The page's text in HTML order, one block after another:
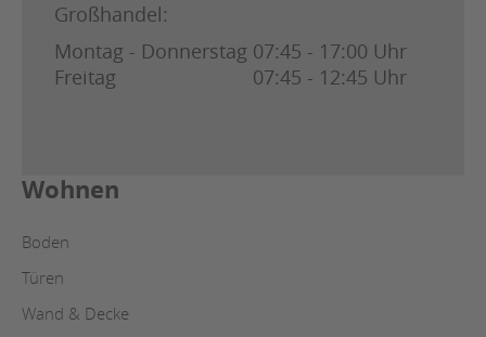
Großhandel:
Montag - Donnerstag
Freitag
07:45 - 17:00 Uhr
07:45 - 12:45 Uhr
Wohnen
Boden
Türen
Wand & Decke